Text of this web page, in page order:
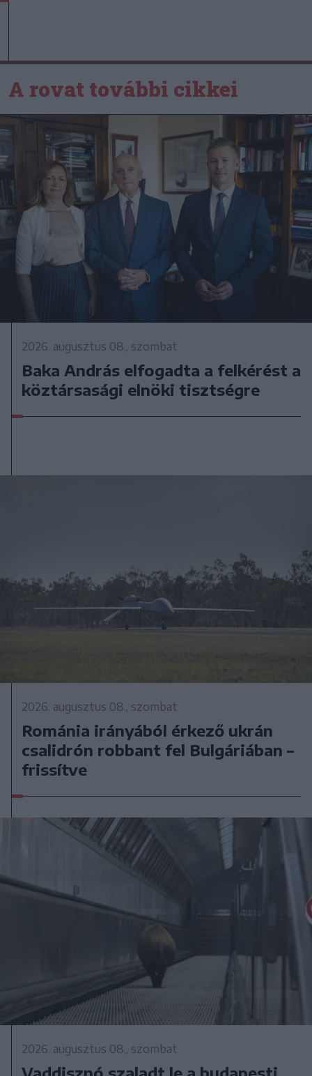
A rovat további cikkei
2026. augusztus 08., szombat
Baka András elfogadta a felkérést a
köztársasági elnöki tisztségre
2026. augusztus 08., szombat
Románia irányából érkező ukrán
csalidrón robbant fel Bulgáriában –
frissítve
2026. augusztus 08., szombat